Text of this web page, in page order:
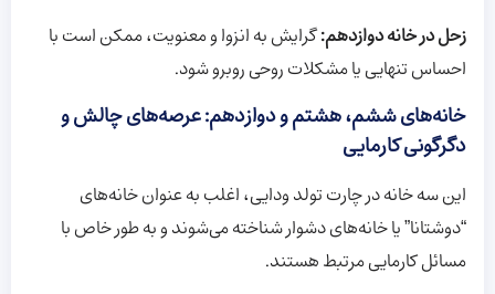
زحل در خانه دوازدهم:گرایش به انزوا و معنویت، ممکن است با
احساس تنهایی یا مشکلات روحی روبرو شود.
خانه‌های ششم، هشتم و دوازدهم: عرصه‌های چالش و
دگرگونی کارمایی
این سه خانه در چارت تولد ودایی، اغلب به عنوان خانه‌های
“دوشتانا” یا خانه‌های دشوار شناخته می‌شوند و به طور خاص با
مسائل کارمایی مرتبط هستند.